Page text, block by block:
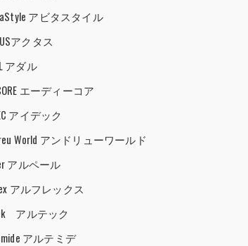
アビタスタイル
アクタス
アダル
エーディーコア
アイデック
World アンドリューワールド
アルペール
アルフレックス
アルテック
アルテミデ